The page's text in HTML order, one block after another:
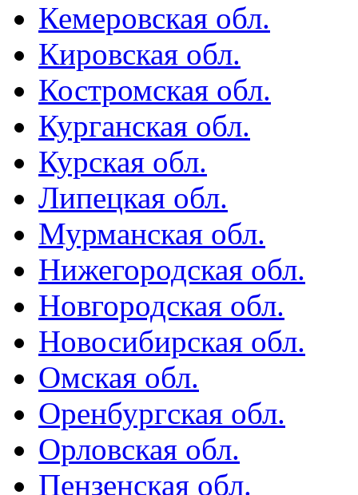
Кемеровская обл.
Кировская обл.
Костромская обл.
Курганская обл.
Курская обл.
Липецкая обл.
Мурманская обл.
Нижегородская обл.
Новгородская обл.
Новосибирская обл.
Омская обл.
Оренбургская обл.
Орловская обл.
Пензенская обл.